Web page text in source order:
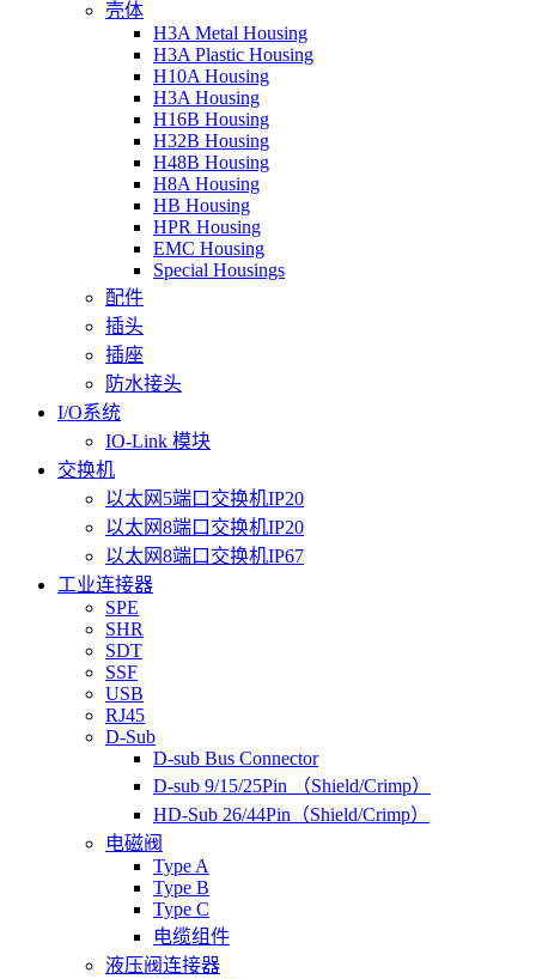
壳体
H3A Metal Housing
H3A Plastic Housing
H10A Housing
H3A Housing
H16B Housing
H32B Housing
H48B Housing
H8A Housing
HB Housing
HPR Housing
EMC Housing
Special Housings
配件
插头
插座
防水接头
I/O系统
IO-Link 模块
交换机
以太网5端口交换机IP20
以太网8端口交换机IP20
以太网8端口交换机IP67
工业连接器
SPE
SHR
SDT
SSF
USB
RJ45
D-Sub
D-sub Bus Connector
D-sub 9/15/25Pin （Shield/Crimp）
HD-Sub 26/44Pin（Shield/Crimp）
电磁阀
Type A
Type B
Type C
电缆组件
液压阀连接器